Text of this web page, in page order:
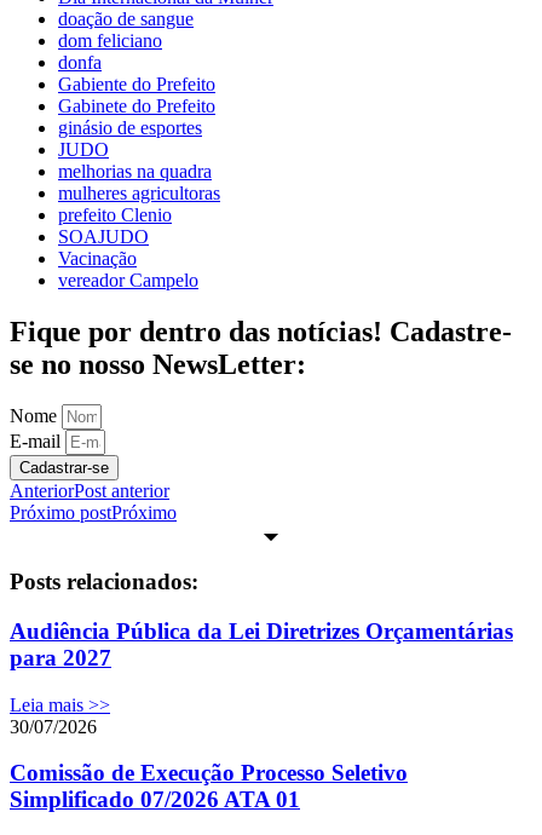
doação de sangue
dom feliciano
donfa
Gabiente do Prefeito
Gabinete do Prefeito
ginásio de esportes
JUDO
melhorias na quadra
mulheres agricultoras
prefeito Clenio
SOAJUDO
Vacinação
vereador Campelo
Fique por dentro das notícias! Cadastre-
se no nosso NewsLetter:
Nome
E-mail
Cadastrar-se
AnteriorPost anterior
Próximo postPróximo
Posts relacionados:
Audiência Pública da Lei Diretrizes Orçamentárias
para 2027
Leia mais >>
30/07/2026
Comissão de Execução Processo Seletivo
Simplificado 07/2026 ATA 01